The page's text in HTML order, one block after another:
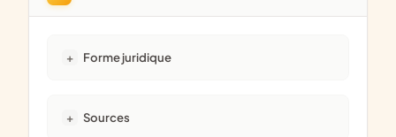
Forme juridique
Sources